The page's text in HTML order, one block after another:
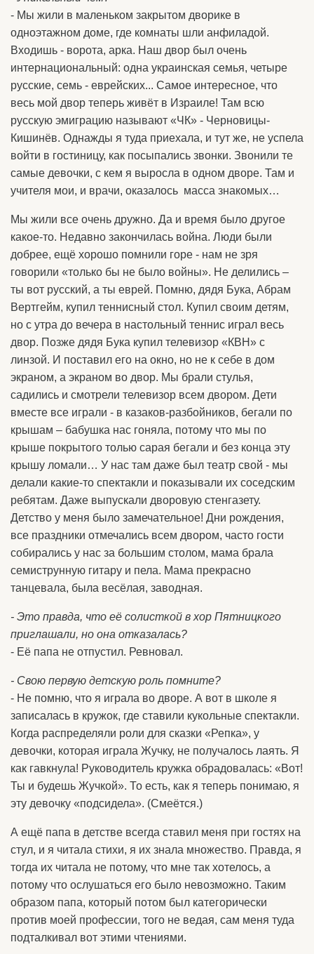
- Мы жили в маленьком закрытом дворике в
одноэтажном доме, где комнаты шли анфиладой.
Входишь - ворота, арка. Наш двор был очень
интернациональный: одна украинская семья, четыре
русские, семь - еврейских... Самое интересное, что
весь мой двор теперь живёт в Израиле! Там всю
русскую эмиграцию называют «ЧК» - Черновицы-
Кишинёв. Однажды я туда приехала, и тут же, не успела
войти в гостиницу, как посыпались звонки. Звонили те
самые девочки, с кем я выросла в одном дворе. Там и
учителя мои, и врачи, оказалось масса знакомых…
Мы жили все очень дружно. Да и время было другое
какое-то. Недавно закончилась война. Люди были
добрее, ещё хорошо помнили горе - нам не зря
говорили «только бы не было войны». Не делились –
ты вот русский, а ты еврей. Помню, дядя Бука, Абрам
Вертгейм, купил теннисный стол. Купил своим детям,
но с утра до вечера в настольный теннис играл весь
двор. Позже дядя Бука купил телевизор «КВН» с
линзой. И поставил его на окно, но не к себе в дом
экраном, а экраном во двор. Мы брали стулья,
садились и смотрели телевизор всем двором. Дети
вместе все играли - в казаков-разбойников, бегали по
крышам – бабушка нас гоняла, потому что мы по
крыше покрытого толью сарая бегали и без конца эту
крышу ломали… У нас там даже был театр свой - мы
делали какие-то спектакли и показывали их соседским
ребятам. Даже выпускали дворовую стенгазету.
Детство у меня было замечательное! Дни рождения,
все праздники отмечались всем двором, часто гости
собирались у нас за большим столом, мама брала
семиструнную гитару и пела. Мама прекрасно
танцевала, была весёлая, заводная.
- Это правда, что её солисткой в хор Пятницкого
приглашали, но она отказалась?
- Её папа не отпустил. Ревновал.
- Свою первую детскую роль помните?
- Не помню, что я играла во дворе. А вот в школе я
записалась в кружок, где ставили кукольные спектакли.
Когда распределяли роли для сказки «Репка», у
девочки, которая играла Жучку, не получалось лаять. Я
как гавкнула! Руководитель кружка обрадовалась: «Вот!
Ты и будешь Жучкой». То есть, как я теперь понимаю, я
эту девочку «подсидела». (Смеётся.)
А ещё папа в детстве всегда ставил меня при гостях на
стул, и я читала стихи, я их знала множество. Правда, я
тогда их читала не потому, что мне так хотелось, а
потому что ослушаться его было невозможно. Таким
образом папа, который потом был категорически
против моей профессии, того не ведая, сам меня туда
подталкивал вот этими чтениями.